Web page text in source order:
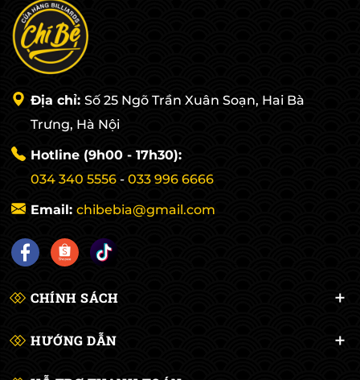
Địa chỉ: Số 25 Ngõ Trần Xuân Soạn, Hai Bà
Trưng, Hà Nội
Hotline (9h00 - 17h30):
034 340 5556 - 033 996 6666
Email: chibebia@gmail.com
CHÍNH SÁCH
HƯỚNG DẪN